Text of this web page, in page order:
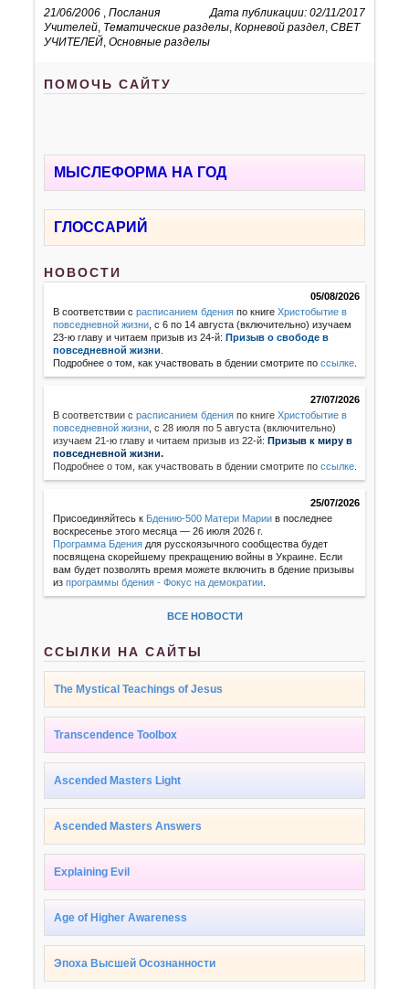
21/06/2006 Дата публикации: 02/11/2017
,Послания
Учителей Тематические разделы ,Корневой раздел ,СВЕТ
УЧИТЕЛЕЙ ,Основные разделы
ПОМОЧЬ САЙТУ
МЫСЛЕФОРМА НА ГОД
ГЛОССАРИЙ
НОВОСТИ
05/08/2026
В соответствии срасписанием бдения по книгеХристобытие в
повседневной жизни , с 6 по 14 августа (включительно) изучаем
23-ю главу и читаем призыв из 24-й:Призыв о свободе в
повседневной жизни
Подробнее о том, как участвовать в бдении смотрите поссылке
27/07/2026
В соответствии с расписанием бдения по книгеХристобытие в
повседневной жизни с 28 июля по 5 августа (включительно)
изучаем 21-ю главу и читаем призыв из 22-й:Призыв к миру в
повседневной жизни.
Подробнее о том, как участвовать в бдении смотрите поссылке
25/07/2026
Присоединяйтесь к Бдению-500 Матери Марии в последнее
воскресенье этого месяца — 26 июля 2026 г.
Программа Бдения для русскоязычного сообщества будет
посвящена скорейшему прекращению войны в Украине. Если
вам будет позволять время можете включить в бдение призывы
изпрограммы бдения - Фокус на демократии
ВСЕ НОВОСТИ
ССЫЛКИ НА САЙТЫ
The Mystical Teachings of Jesus
Transcendence Toolbox
Ascended Masters Light
Ascended Masters Answers
Explaining Evil
Age of Higher Awareness
Эпоха Высшей Осознанности